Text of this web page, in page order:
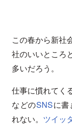
この春から新社
社のいいところ
多いだろう。
仕事に慣れてく
などのSNSに
れない。 ツイッ